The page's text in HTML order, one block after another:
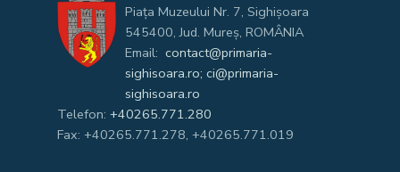
Piața Muzeului Nr. 7, Sighişoara
545400, Jud. Mureş, ROMÂNIA
Email: contact@primaria-
sighisoara.ro; ci@primaria-
sighisoara.ro
Telefon: +40265.771.280
Fax: +40265.771.278, +40265.771.019